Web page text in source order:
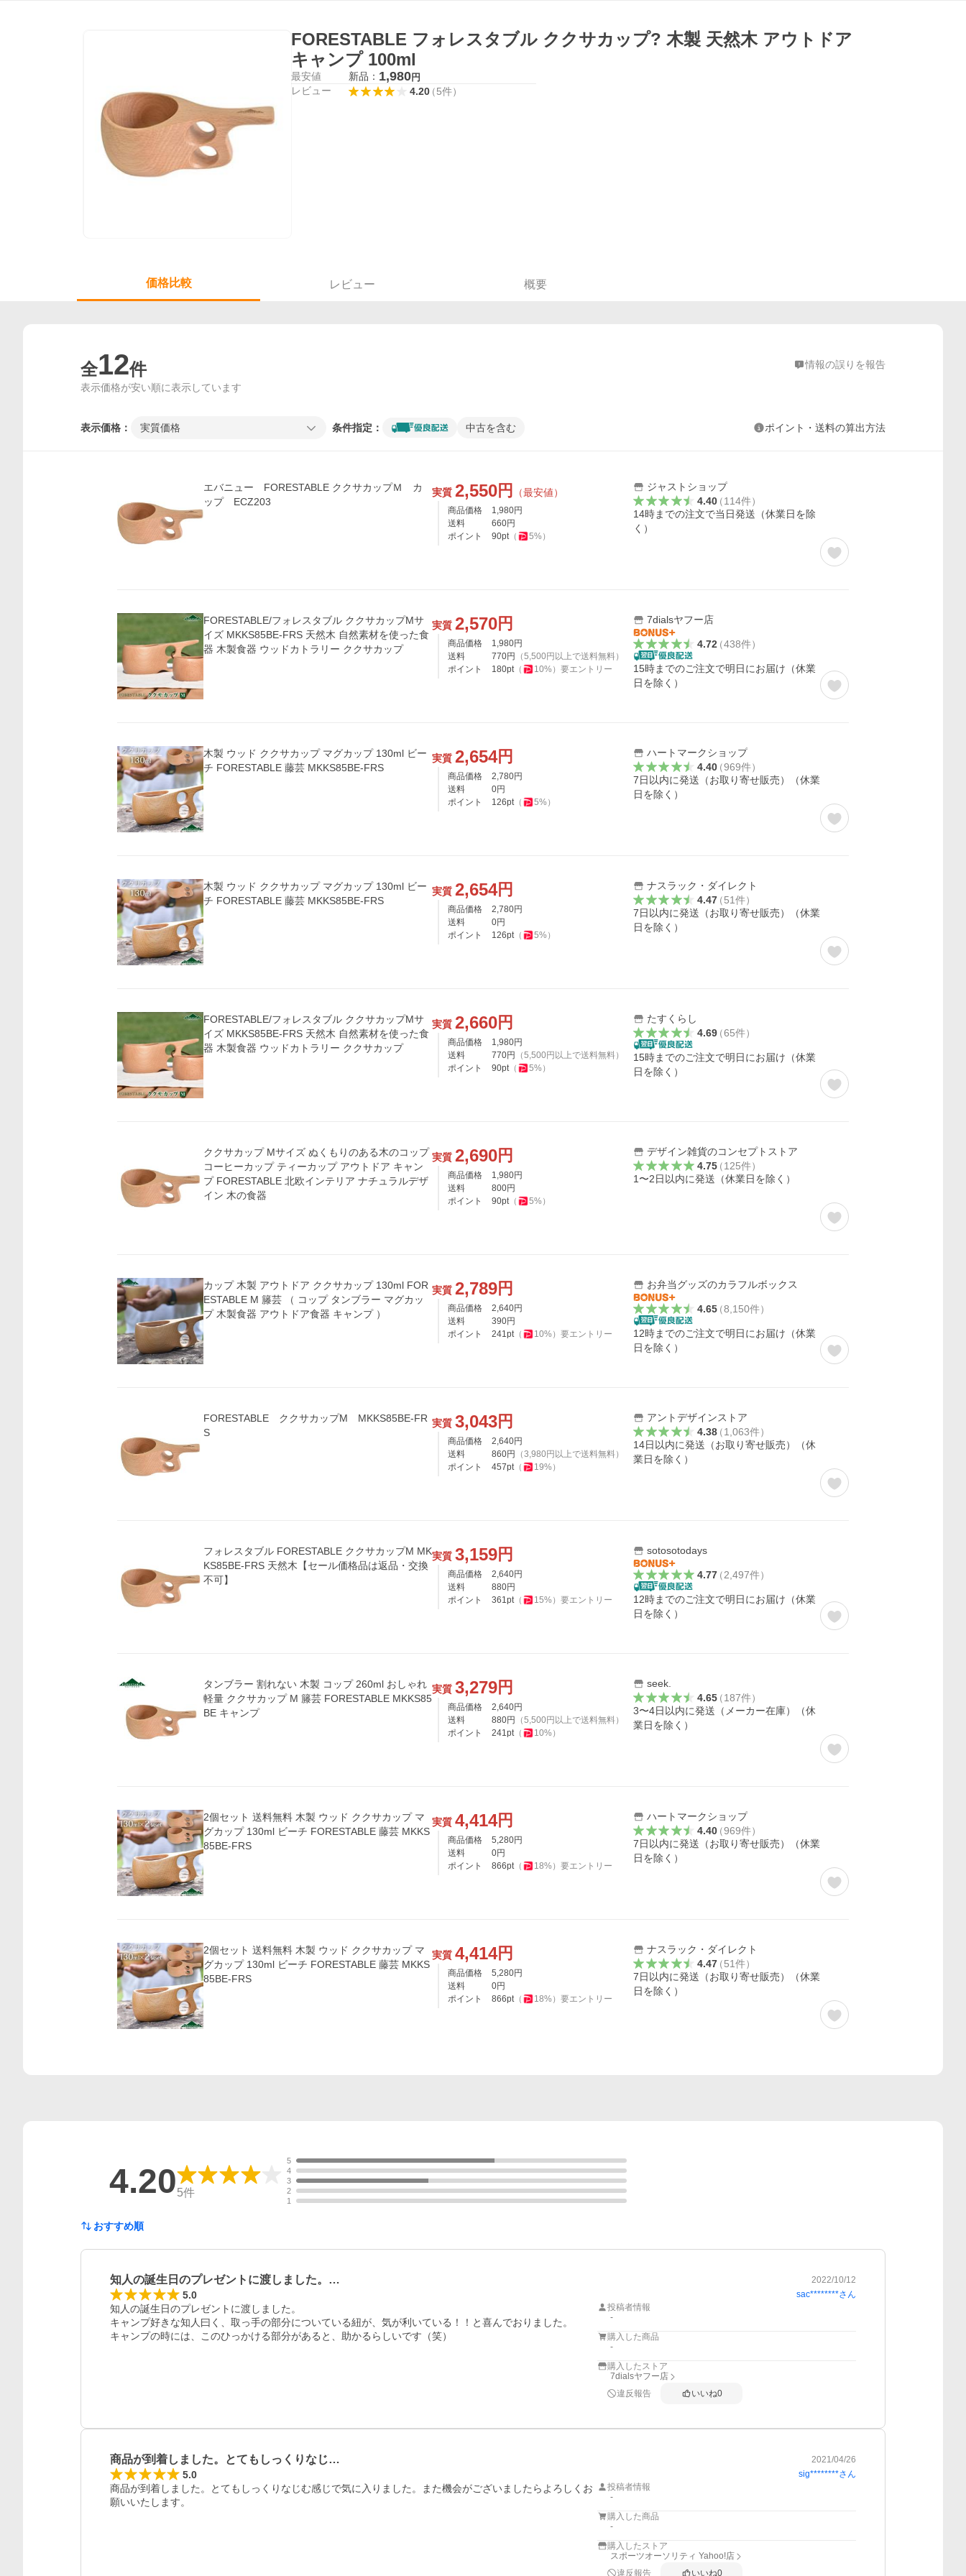
FORESTABLE フォレスタブル ククサカップ? 木製 天然木 アウトドア
キャンプ 100ml
最安値 新品： 1,980円
レビュー 4.20（5件）
価格比較 レビュー 概要
全12件 情報の誤りを報告
表示価格が安い順に表示しています
表示価格： 実質価格 条件指定： 中古を含む ポイント・送料の算出方法
エバニュー FORESTABLE ククサカップＭ カ
ップ ECZ203
実質 2,550円 （最安値）
商品価格 1,980円
送料
660円
ポイント
90pt（ 5%）
ジャストショップ
4.40（114件）
14時までの注文で当日発送（休業日を除
く）
FORESTABLE/フォレスタブル ククサカップMサ
イズ MKKS85BE-FRS 天然木 自然素材を使った食
器 木製食器 ウッドカトラリー ククサカップ
実質 2,570円
商品価格 1,980円
送料
770円 （5,500 円以上で送料無料）
ポイント
180pt（ 10%） 要エントリー
7dialsヤフー店
4.72（438件）
15時までのご注文で明日にお届け（休業
日を除く）
木製 ウッド ククサカップ マグカップ 130ml ビー
チ FORESTABLE 藤芸 MKKS85BE-FRS
実質 2,654円
商品価格 2,780円
送料
0円
ポイント
126pt（ 5%）
ハートマークショップ
4.40（969件）
7日以内に発送（お取り寄せ販売）（休業
日を除く）
木製 ウッド ククサカップ マグカップ 130ml ビー
チ FORESTABLE 藤芸 MKKS85BE-FRS
実質 2,654円
商品価格 2,780円
送料
0円
ポイント
126pt（ 5%）
ナスラック・ダイレクト
4.47（51件）
7日以内に発送（お取り寄せ販売）（休業
日を除く）
FORESTABLE/フォレスタブル ククサカップMサ
イズ MKKS85BE-FRS 天然木 自然素材を使った食
器 木製食器 ウッドカトラリー ククサカップ
実質 2,660円
商品価格 1,980円
送料
770円 （5,500 円以上で送料無料）
ポイント
90pt（ 5%）
たすくらし
4.69（65件）
15時までのご注文で明日にお届け（休業
日を除く）
ククサカップ Mサイズ ぬくもりのある木のコップ
コーヒーカップ ティーカップ アウトドア キャン
プ FORESTABLE 北欧インテリア ナチュラルデザ
イン 木の食器
実質 2,690円
商品価格 1,980円
送料
800円
ポイント
90pt（ 5%）
デザイン雑貨のコンセプトストア
4.75（125件）
1〜2日以内に発送（休業日を除く）
カップ 木製 アウトドア ククサカップ 130ml FOR
ESTABLE M 籐芸 （ コップ タンブラー マグカッ
プ 木製食器 アウトドア食器 キャンプ ）
実質 2,789円
商品価格 2,640円
送料
390円
ポイント
241pt（ 10%） 要エントリー
お弁当グッズのカラフルボックス
4.65（8,150件）
12時までのご注文で明日にお届け（休業
日を除く）
FORESTABLE ククサカップM MKKS85BE-FR
S
実質 3,043円
商品価格 2,640円
送料
860円 （3,980 円以上で送料無料）
ポイント
457pt（ 19%）
アントデザインストア
4.38（1,063件）
14日以内に発送（お取り寄せ販売）（休
業日を除く）
フォレスタブル FORESTABLE ククサカップM MK
KS85BE-FRS 天然木【セール価格品は返品・交換
不可】
実質 3,159円
商品価格 2,640円
送料
880円
ポイント
361pt（ 15%） 要エントリー
sotosotodays
4.77（2,497件）
12時までのご注文で明日にお届け（休業
日を除く）
タンブラー 割れない 木製 コップ 260ml おしゃれ
軽量 ククサカップ M 籐芸 FORESTABLE MKKS85
BE キャンプ
実質 3,279円
商品価格 2,640円
送料
880円 （5,500 円以上で送料無料）
ポイント
241pt（ 10%）
seek.
4.65（187件）
3〜4日以内に発送（メーカー在庫）（休
業日を除く）
2個セット 送料無料 木製 ウッド ククサカップ マ
グカップ 130ml ビーチ FORESTABLE 藤芸 MKKS
85BE-FRS
実質 4,414円
商品価格 5,280円
送料
0円
ポイント
866pt（ 18%） 要エントリー
ハートマークショップ
4.40（969件）
7日以内に発送（お取り寄せ販売）（休業
日を除く）
2個セット 送料無料 木製 ウッド ククサカップ マ
グカップ 130ml ビーチ FORESTABLE 藤芸 MKKS
85BE-FRS
実質 4,414円
商品価格 5,280円
送料
0円
ポイント
866pt（ 18%） 要エントリー
ナスラック・ダイレクト
4.47（51件）
7日以内に発送（お取り寄せ販売）（休業
日を除く）
4.205件
5
4
3
2
1
おすすめ順
知人の誕生日のプレゼントに渡しました。… 2022/10/12
5.0 sac********さん
知人の誕生日のプレゼントに渡しました。
キャンプ好きな知人曰く、取っ手の部分についている紐が、気が利いている！！と喜んでおりました。
キャンプの時には、このひっかける部分があると、助かるらしいです（笑）
投稿者情報
-
購入した商品
-
購入したストア
7dialsヤフー店
違反報告
いいね0
商品が到着しました。とてもしっくりなじ… 2021/04/26
5.0 sig********さん
商品が到着しました。とてもしっくりなじむ感じで気に入りました。また機会がございましたらよろしくお
願いいたします。
投稿者情報
-
購入した商品
-
購入したストア
スポーツオーソリティ Yahoo!店
違反報告
いいね0